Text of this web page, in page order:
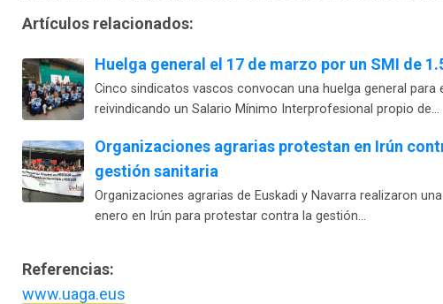
Artículos relacionados:
Huelga general el 17 de marzo por un SMI de
Cinco sindicatos vascos convocan una huelga general para
reivindicando un Salario Mínimo Interprofesional propio de…
Organizaciones agrarias protestan en Irún
gestión sanitaria
Organizaciones agrarias de Euskadi y Navarra realizaron
enero en Irún para protestar contra la gestión…
Referencias:
www.uaga.eus